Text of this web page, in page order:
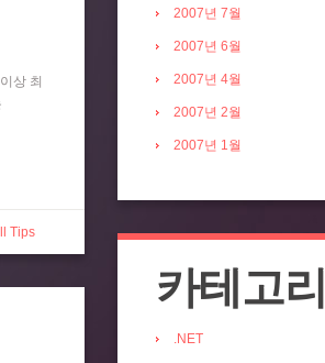
상 최
Tips
2007년 7월
2007년 6월
2007년 4월
2007년 2월
2007년 1월
카테고리
.NET